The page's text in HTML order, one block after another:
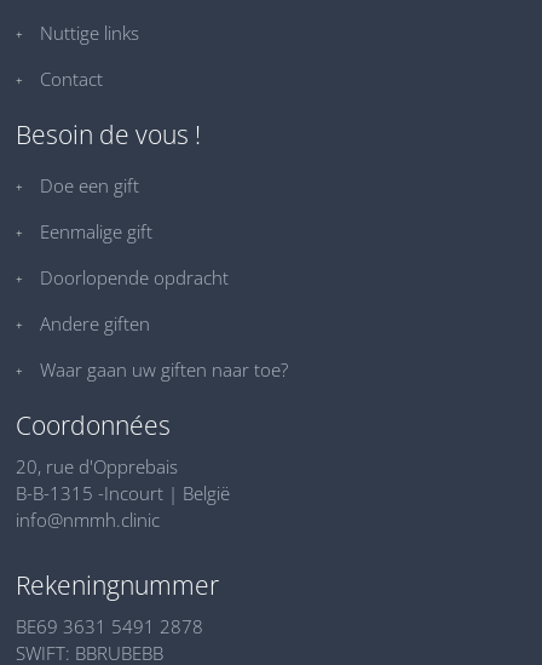
Nuttige links
Contact
Besoin de vous !
Doe een gift
Eenmalige gift
Doorlopende opdracht
Andere giften
Waar gaan uw giften naar toe?
Coordonnées
20, rue d'Opprebais
B-B-1315 -Incourt | België
info@nmmh.clinic
Rekeningnummer
BE69 3631 5491 2878
SWIFT: BBRUBEBB